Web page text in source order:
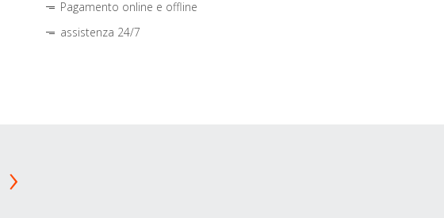
Pagamento online e offline
assistenza 24/7